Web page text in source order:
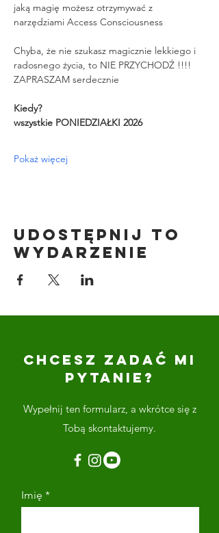
jaką magię możesz otrzymywać z
narzędziami Access Consciousness
Chyba, że nie szukasz magicznie lekkiego i
radosnego życia, to NIE PRZYCHODŹ !!!!
ZAPRASZAM serdecznie
Kiedy?
wszystkie PONIEDZIAŁKI 2026
Pokaż więcej
Udostępnij to
wydarzenie
CHCESZ ZADAĆ MI
PYTANIE?
Wypełnij ten formularz, a wkrótce się z
Tobą skontaktujemy.
Imię